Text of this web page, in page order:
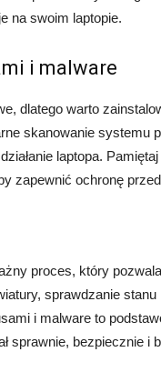
na swoim laptopie.
i malware
dlatego warto
skanowanie systemu
laptopa.
zapewnić ochronę
proces, który
sprawdzanie
i malware to
sprawnie, bezpiecznie i